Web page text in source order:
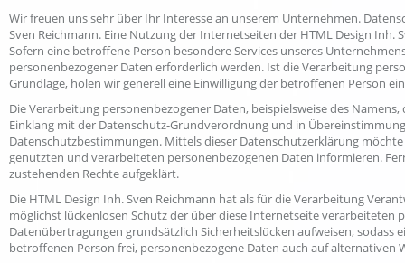
Wir freuen uns sehr über Ihr Interesse an unserem Unternehmen.
Sven Reichmann. Eine Nutzung der Internetseiten der HTML Design
Sofern eine betroffene Person besondere Services unseres
personenbezogener Daten erforderlich werden. Ist die Verarbeitung
Grundlage, holen wir generell eine Einwilligung der betroffenen Person
Die Verarbeitung personenbezogener Daten, beispielsweise des
Einklang mit der Datenschutz-Grundverordnung und in
Datenschutzbestimmungen. Mittels dieser Datenschutzerklärung
genutzten und verarbeiteten personenbezogenen Daten informieren.
zustehenden Rechte aufgeklärt.
Die HTML Design Inh. Sven Reichmann hat als für die Verarbeitung
möglichst lückenlosen Schutz der über diese Internetseite
Datenübertragungen grundsätzlich Sicherheitslücken aufweisen,
betroffenen Person frei, personenbezogene Daten auch auf alternativen